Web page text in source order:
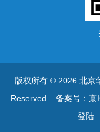
版权所有 © 2026 北京
Reserved备案号：京
登陆